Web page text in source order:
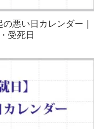
悪い日カレンダー｜
受死日